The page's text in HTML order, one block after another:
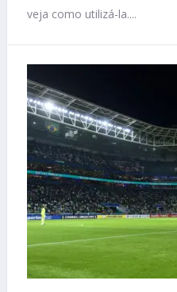
veja como utilizá-la....